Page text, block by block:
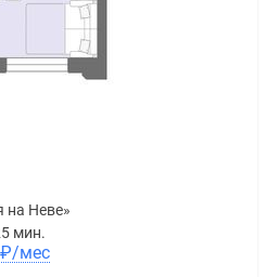
Неве»
мин.
₽/мес